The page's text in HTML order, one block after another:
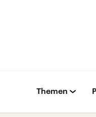
Themen